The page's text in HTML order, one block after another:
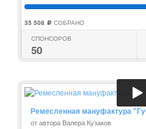
35 508 c СОБРАНО
СПОНСОРОВ
50
Ремесленная мануфактура
от автора Валера Кузаков